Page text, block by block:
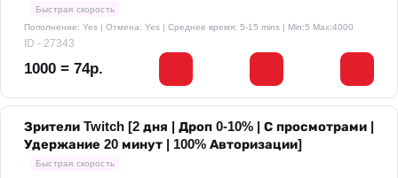
Быстрая скорость
Пополнение: Yes | Отмена: Yes | Среднее время: 5-15 mins | Min:5 Max:4000
ID - 27343
1000 = 74р.
Зрители Twitch [2 дня | Дроп 0-10% | С просмотрами |
Удержание 20 минут | 100% Авторизации]
Быстрая скорость